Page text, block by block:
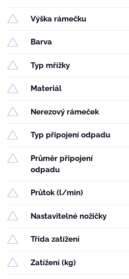
Výška rámečku
Barva
Typ mřížky
Materiál
Nerezový rámeček
Typ připojení odpadu
Průměr připojení
odpadu
Průtok (l/min)
Nastavitelné nožičky
Třída zatížení
Zatížení (kg)